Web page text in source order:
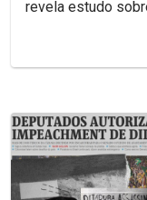
revela estudo